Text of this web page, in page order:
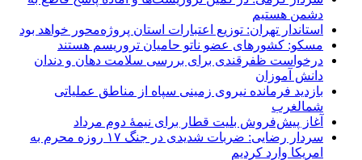
دشمن هستیم
استاندار تهران: توزیع اعتبارات استان پروژه‌محور خواهد بود
مسکو: کشورهای عضو ناتو حامیان تروریسم هستند
درخواست ظفرقندی برای بررسی سلامت دهان و دندان
دانش آموزان
بازدید فرمانده نیروی زمینی سپاه از مناطق عملیاتی
شمالغرب
آغاز پیش‌فروش بلیت قطار برای نیمۀ دوم مرداد
سردار رضایی: ضربات شدیدی در جنگ ۱۷ روزه محرم به
امریکا وارد کردیم